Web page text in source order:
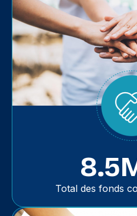
Total des fonds